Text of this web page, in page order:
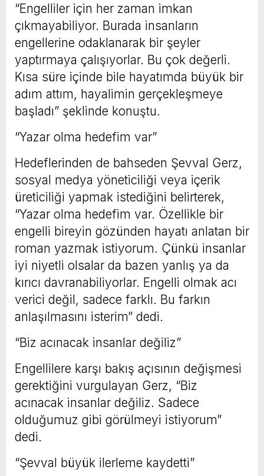
“Engelliler için her zaman imkan
çıkmayabiliyor. Burada insanların
engellerine odaklanarak bir şeyler
yaptırmaya çalışıyorlar. Bu çok değerli.
Kısa süre içinde bile hayatımda büyük bir
adım attım, hayalimin gerçekleşmeye
başladı” şeklinde konuştu.
“Yazar olma hedefim var”
Hedeflerinden de bahseden Şevval Gerz,
sosyal medya yöneticiliği veya içerik
üreticiliği yapmak istediğini belirterek,
“Yazar olma hedefim var. Özellikle bir
engelli bireyin gözünden hayatı anlatan bir
roman yazmak istiyorum. Çünkü insanlar
iyi niyetli olsalar da bazen yanlış ya da
kırıcı davranabiliyorlar. Engelli olmak acı
verici değil, sadece farklı. Bu farkın
anlaşılmasını isterim” dedi.
“Biz acınacak insanlar değiliz”
Engellilere karşı bakış açısının değişmesi
gerektiğini vurgulayan Gerz, “Biz
acınacak insanlar değiliz. Sadece
olduğumuz gibi görülmeyi istiyorum”
dedi.
“Şevval büyük ilerleme kaydetti”